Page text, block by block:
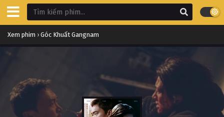
Xem phim › Góc Khuất Gangnam